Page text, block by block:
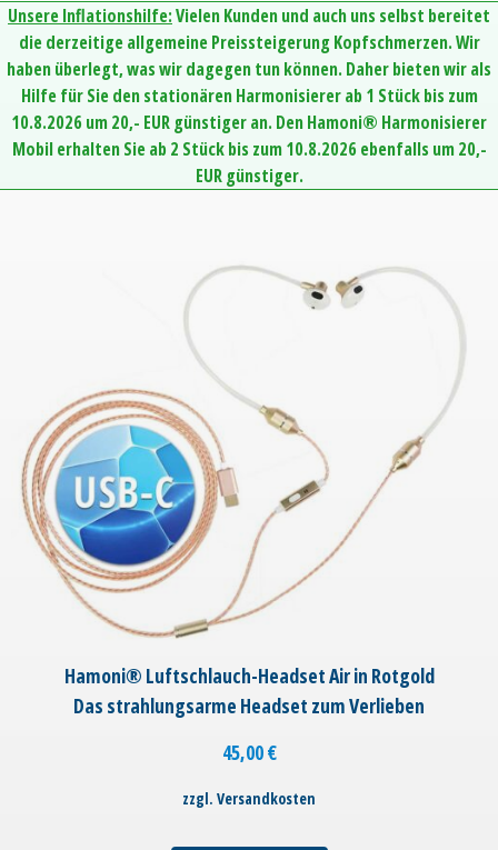
Unsere Inflationshilfe:Vielen Kunden und auch uns selbst bereitet
die derzeitige allgemeine Preissteigerung Kopfschmerzen. Wir
haben überlegt, was wir dagegen tun können. Daher bieten wir als
Hilfe für Sie den stationären Harmonisierer ab 1 Stück bis zum
10.8.2026 um 20,- EUR günstiger an. Den Hamoni® Harmonisierer
Mobil erhalten Sie ab 2 Stück bis zum 10.8.2026 ebenfalls um 20,-
EUR günstiger.
Hamoni® Luftschlauch-Headset Air in Rotgold
Das strahlungsarme Headset zum Verlieben
45,00€
zzgl. Versandkosten